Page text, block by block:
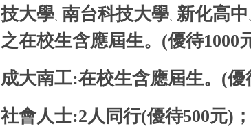
技大學、 南台科技大學、 新化高中 、
之在校生含應屆生。(優待1000
成大南工:在校生含應屆生。(優
社會人士:2人同行(優待500元)